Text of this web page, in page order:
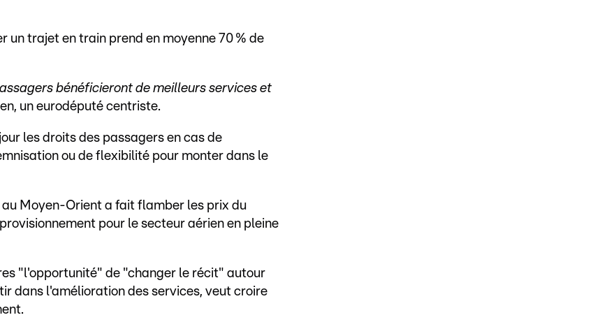
un trajet en train prend en moyenne 70 % de
bénéficieront de meilleurs services et
un eurodéputé centriste.
les droits des passagers en cas de
ou de flexibilité pour monter dans le
Moyen-Orient a fait flamber les prix du
pour le secteur aérien en pleine
"l'opportunité" de "changer le récit" autour
dans l'amélioration des services, veut croire